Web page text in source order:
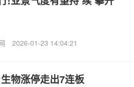
2026-01-23 14:04:21
物涨停走出7连板